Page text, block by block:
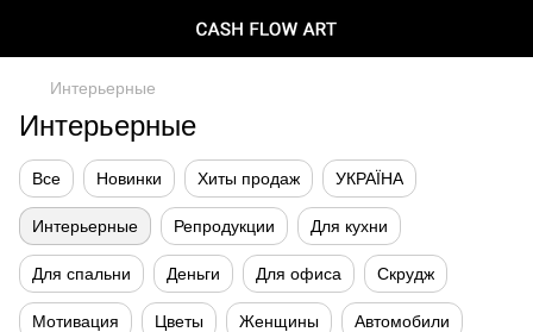
Интерьерные
Интерьерные
Все Новинки Хиты продаж УКРАЇНА
Интерьерные Репродукции Для кухни
Для спальни Деньги Для офиса Скрудж
Мотивация Цветы Женщины Автомобили